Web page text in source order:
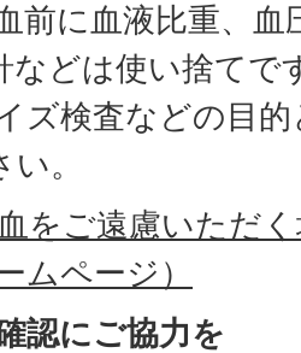
前に血液比重、
などは使い捨てで
ズ検査などの目
い。
血をご遠慮いただ
ムページ）
認にご協力を